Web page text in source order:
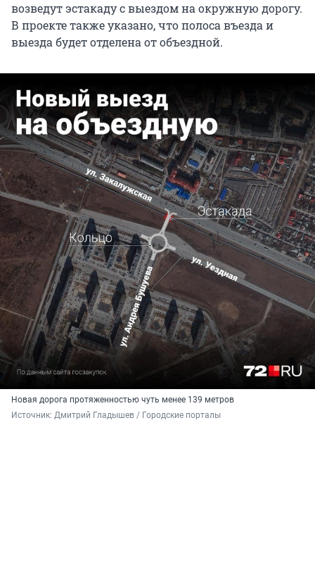
возведут эстакаду с выездом на окружную дорогу.
В проекте также указано, что полоса въезда и
выезда будет отделена от объездной.
Новая дорога протяженностью чуть менее 139 метров
Источник: Дмитрий Гладышев / Городские порталы